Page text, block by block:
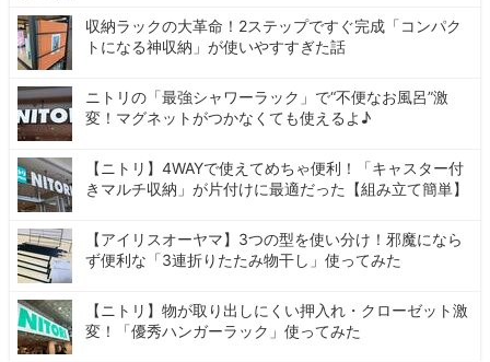
収納ラックの大革命！2ステップですぐ完成「コンパク
トになる神収納」が使いやすすぎた話
ニトリの「最強シャワーラック」で“不便なお風呂”激
変！マグネットがつかなくても使えるよ♪
【ニトリ】4WAYで使えてめちゃ便利！「キャスター付
きマルチ収納」が片付けに最適だった【組み立て簡単】
【アイリスオーヤマ】3つの型を使い分け！邪魔になら
ず便利な「3連折りたたみ物干し」使ってみた
【ニトリ】物が取り出しにくい押入れ・クローゼット激
変！「優秀ハンガーラック」使ってみた